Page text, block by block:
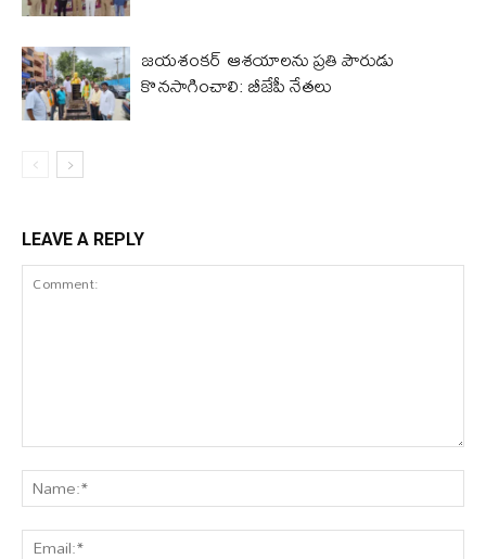
జయశంకర్ ఆశయాలను ప్రతి పౌరుడు
కొనసాగించాలి: బీజేపీ నేతలు
LEAVE A REPLY